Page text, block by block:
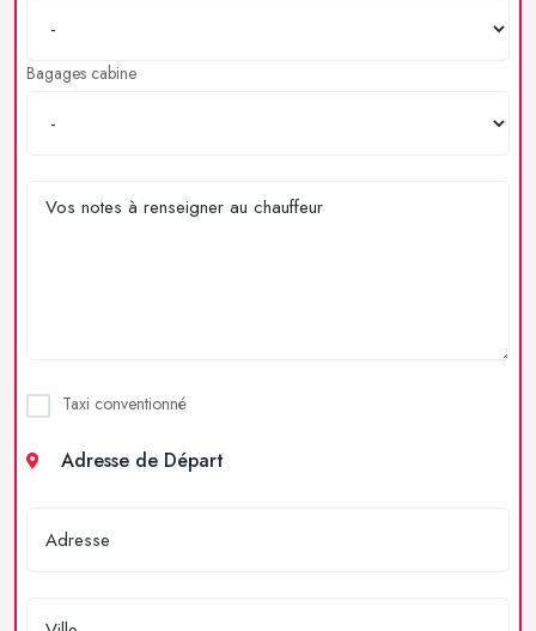
Bagages cabine
Taxi conventionné
Adresse de Départ